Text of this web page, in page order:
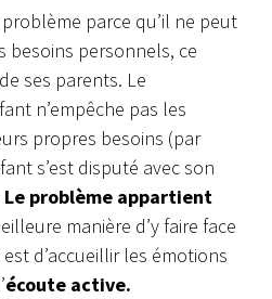
parce qu’il ne peut
besoins personnels, ce
ses parents. Le
n’empêche pas les
propres besoins (par
s’est disputé avec son
Le problème appartient
manière d’y faire face
d’accueillir les émotions
écoute active.